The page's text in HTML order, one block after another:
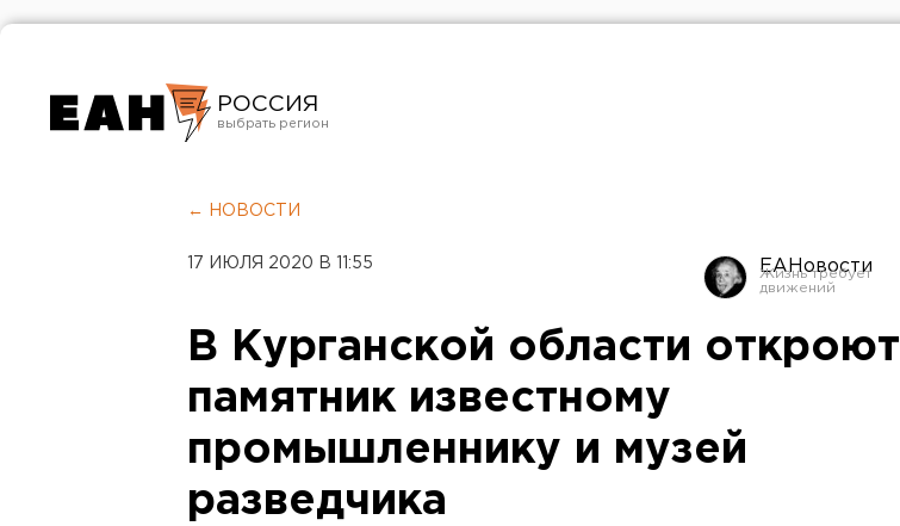
РОССИЯ
Челябинск
← НОВОСТИ
17 ИЮЛЯ 2020 В 11:55 ЕАНовости
В Курганской области откроют
памятник известному
промышленнику и музей
разведчика